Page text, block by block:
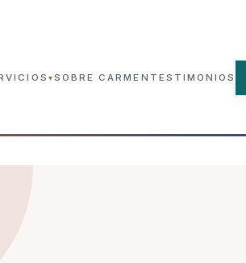
▾
Online
SOBRE CARMEN TESTIMONIOS